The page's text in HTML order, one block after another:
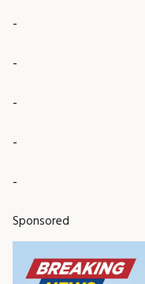
-
-
-
-
-
Sponsored